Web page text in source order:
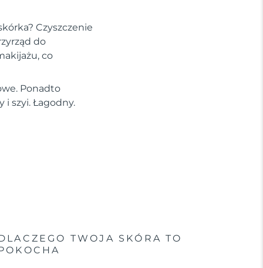
Czyszczenie
do
co
Ponadto
i szyi. Łagodny.
TWOJA SKÓRA TO